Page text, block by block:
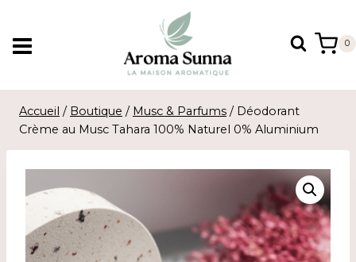
contenu
0
Accueil / Boutique / Musc & Parfums / Déodorant
Crème au Musc Tahara 100% Naturel 0% Aluminium